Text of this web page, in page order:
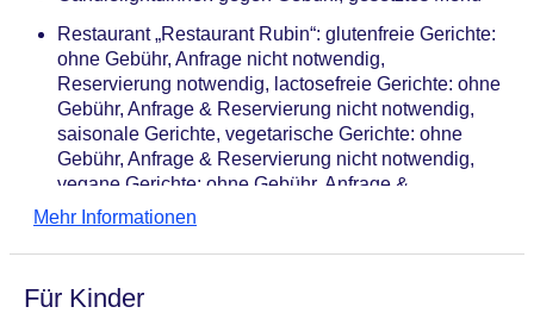
Restaurant „Restaurant Rubin“: glutenfreie Gerichte:
ohne Gebühr, Anfrage nicht notwendig,
Reservierung notwendig, lactosefreie Gerichte: ohne
Gebühr, Anfrage & Reservierung nicht notwendig,
saisonale Gerichte, vegetarische Gerichte: ohne
Gebühr, Anfrage & Reservierung nicht notwendig,
vegane Gerichte: ohne Gebühr, Anfrage &
Reservierung nicht notwendig, Buffet, à la carte,
So. 07:00 Uhr - 11:00 Uhr, täglich, täglich 18:00 Uhr
- 22:00 Uhr, drei Essenszeiten am Abend,
klimatisierbar, mit Terrasse, Kinderhochstuhl,
Mehr Informationen
Für Kinder